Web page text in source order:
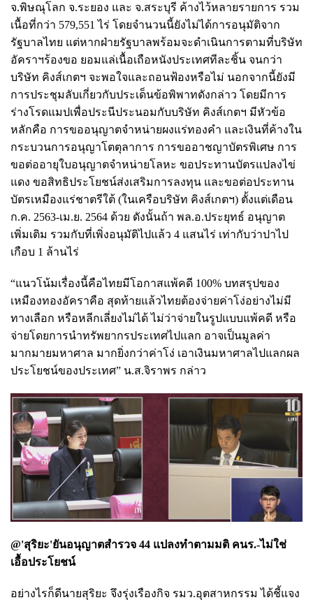
จ.พิษณุโลก จ.ระยอง และ จ.สระบุรี ค้างไว้หลายรายการ รวม
เนื้อที่กว่า 579,551 ไร่ โดยจำนวนนี้ยังไม่ได้การอนุมัติจาก
รัฐบาลไทย แต่หากฝ่ายรัฐบาลพร้อมจะดำเนินการตามที่บริษัท
อัคราฯร้องขอ ยอมแล่เนื้อเถือหนังประเทศทีละชิ้น จนกว่า
บริษัท คิงส์เกตฯ จะพอใจและถอนฟ้องหรือไม่ นอกจากนี้ยังมี
การประชุมลับเกี่ยวกับประเด็นข้อพิพาทดังกล่าว โดยมีการ
ร่างโรดแมปเพื่อประนีประนอมกับบริษัท คิงส์เกตฯ มีหัวข้อ
หลักคือ การขออนุญาตจำหน่ายผงแร่ทองคำ และเงินที่ค้างใน
กระบวนการอนุญาโตตุลาการ การขออาชญาบัตรพิเศษ การ
ขอต่ออายุใบอนุญาตจำหน่ายโลหะ ขอประทานบัตรแปลงไข่
แดง ขอสิทธิประโยชน์ส่งเสริมการลงทุน และขอต่อประทาน
บัตรเหมืองแร่ชาตรีใต้ (ในเครือบริษัท คิงส์เกตฯ) ตั้งแต่เดือน
ก.ค. 2563-เม.ย. 2564 ด้วย ดังนั้นถ้า พล.อ.ประยุทธ์ อนุญาต
เพิ่มเติม รวมกับที่เพิ่งอนุมัติไปแล้ว 4 แสนไร่ เท่ากับว่าปาไป
เกือบ 1 ล้านไร่
“แนวโน้มเรื่องนี้คือไทยมีโอกาสแพ้คดี 100% บทสรุปของ
เหมืองทองอัคราคือ สุดท้ายแล้วไทยต้องจ่ายค่าโง่อย่างไม่มี
ทางเลือก หรือหลีกเลี่ยงไม่ได้ ไม่ว่าจ่ายในรูปแบบแพ้คดี หรือ
จ่ายโดยการนำทรัพยากรประเทศไปแลก อาจเป็นมูลค่า
มากมายมหาศาล มากยิ่งกว่าค่าโง่ เอาเงินมหาศาลไปแลกผล
ประโยชน์ของประเทศ” น.ส.จิราพร กล่าว
@'สุริยะ'ยันอนุญาตสำรวจ 44 แปลงทำตามมติ คนร.-ไม่ใช่
เอื้อประโยชน์
อย่างไรก็ดีนายสุริยะ จึงรุ่งเรืองกิจ รมว.อุตสาหกรรม ได้ชี้แจง